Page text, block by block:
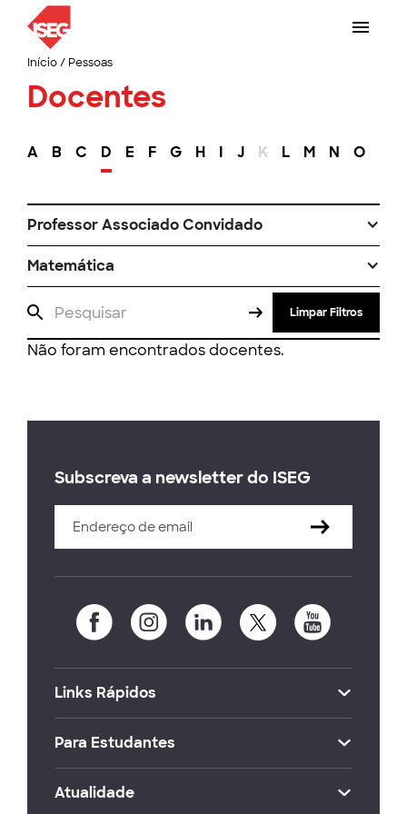
Início/ Pessoas
Docentes
A B C D E F G H I J K L M N O
Professor Associado Convidado
Matemática
Limpar Filtros
Não foram encontrados docentes.
Subscreva a newsletter do ISEG
Links Rápidos
Para Estudantes
Atualidade